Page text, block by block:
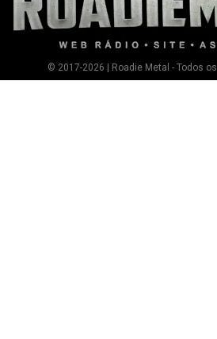
© 2017-2026 | Roadie Metal - Todos